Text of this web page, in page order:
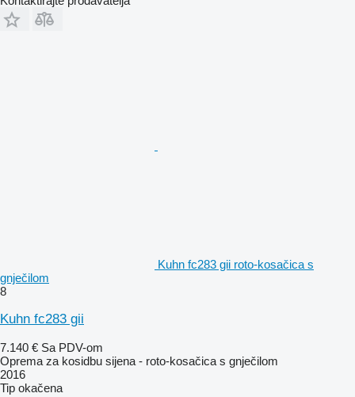
Kuhn fc283 gii roto-kosačica s
gnječilom
8
Kuhn fc283 gii
7.140 € Sa PDV-om
Oprema za kosidbu sijena - roto-kosačica s gnječilom
2016
Tip okačena